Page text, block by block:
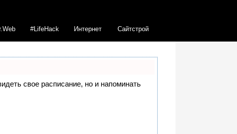
#LifeHack Интернет Сайтстрой
свое расписание, но и напоминать